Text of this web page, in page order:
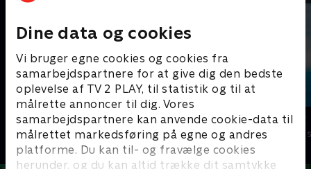
Dine data og cookies
Vi bruger egne cookies og cookies fra
samarbejdspartnere for at give dig den bedste
oplevelse af TV 2 PLAY, til statistik og til at
målrette annoncer til dig. Vores
samarbejdspartnere kan anvende cookie-data til
målrettet markedsføring på egne og andres
platforme. Du kan til- og fravælge cookies
herunder, og du kan altid trække dit samtykke
Mashas uhyggelige eventyr
Børneserier • 1 sæsoner
Vicke Viking
Børneserier • 1